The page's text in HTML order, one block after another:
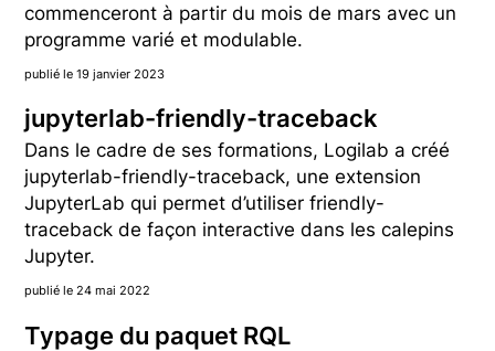
commenceront à partir du mois de mars avec un
programme varié et modulable.
publié le 19 janvier 2023
jupyterlab-friendly-traceback
Dans le cadre de ses formations, Logilab a créé
jupyterlab-friendly-traceback, une extension
JupyterLab qui permet d’utiliser friendly-
traceback de façon interactive dans les calepins
Jupyter.
publié le 24 mai 2022
Typage du paquet RQL